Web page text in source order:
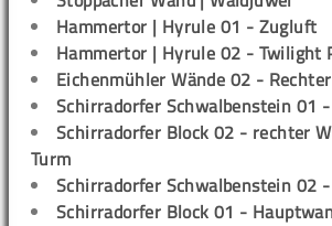
Hammertor | Hyrule 01 - Zugluft
Hammertor | Hyrule 02 - Twilight
Eichenmühler Wände 02 -
Schirradorfer Schwalbenstein 01
Schirradorfer Block 02 - rechter
Turm
Schirradorfer Schwalbenstein 02
Schirradorfer Block 01 -